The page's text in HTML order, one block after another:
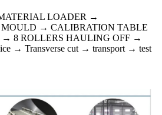
LOADER →
→ CALIBRATION TABLE
8 ROLLERS HAULING OFF →
→ Transverse cut → transport → test